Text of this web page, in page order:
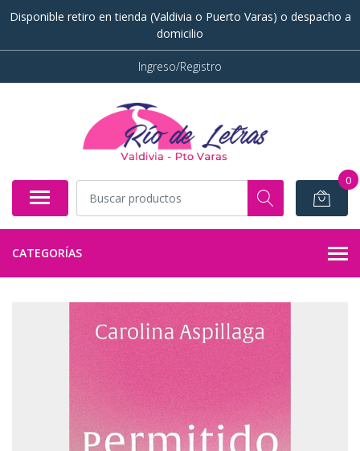
Disponible retiro en tienda (Valdivia o Puerto Varas) o despacho a
domicilio
Ingreso/Registro
0
CATEGORÍAS